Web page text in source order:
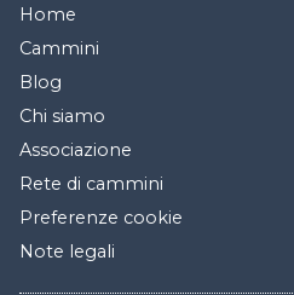
Home
Cammini
Blog
Chi siamo
Associazione
Rete di cammini
Preferenze cookie
Note legali